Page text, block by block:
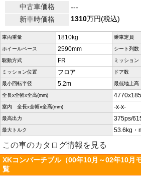
中古車価格
---
新車時価格
1310万円(税込)
車両重量 1810kg 乗車定員
ホイールベース 2590mm シート列数
駆動方式 FR ミッション
ミッション位置 フロア ドア数
最小回転半径 5.2m 最低地上高
全長x全幅x全高(mm)
室内 全長x全幅x全高(mm) -x-x-
最高出力 375ps/
最大トルク 53.6kg・
この車のカタログ情報を見る
XKコンバーチブル（00年10月～02年10月
覧